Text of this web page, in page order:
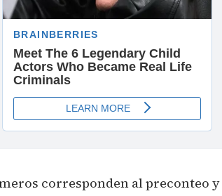
corresponden al preconteo